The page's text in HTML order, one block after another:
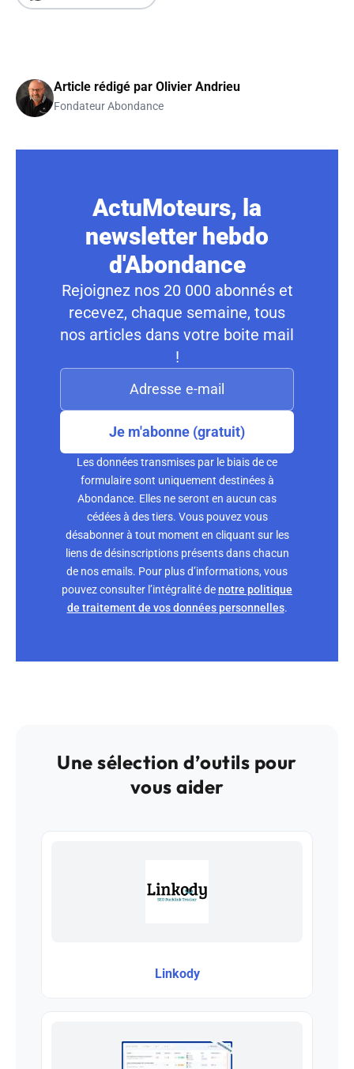
Article rédigé par Olivier Andrieu
Fondateur Abondance
ActuMoteurs, la
newsletter hebdo
d'Abondance
Rejoignez nos 20 000 abonnés et
recevez, chaque semaine, tous
nos articles dans votre boite mail
!
Je m'abonne (gratuit)
Les données transmises par le biais de ce
formulaire sont uniquement destinées à
Abondance. Elles ne seront en aucun cas
cédées à des tiers. Vous pouvez vous
désabonner à tout moment en cliquant sur les
liens de désinscriptions présents dans chacun
de nos emails. Pour plus d’informations, vous
pouvez consulter l’intégralité denotre politique
de traitement de vos données personnelles.
Une sélection d’outils pour
vous aider
Linkody